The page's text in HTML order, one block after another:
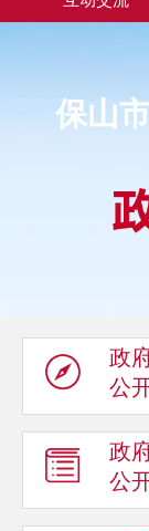
保山
政
公
政
公